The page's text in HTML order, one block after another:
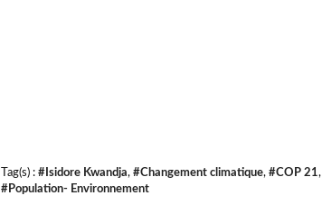
Tag(s) : #Isidore Kwandja, #Changement climatique, #COP 21,
#Population- Environnement